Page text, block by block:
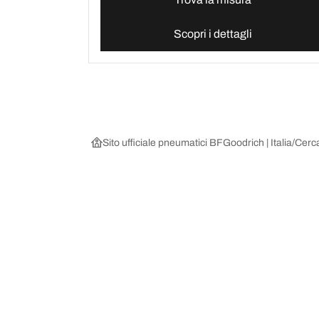
Scopri i dettagli
Sito ufficiale pneumatici BFGoodrich | Italia